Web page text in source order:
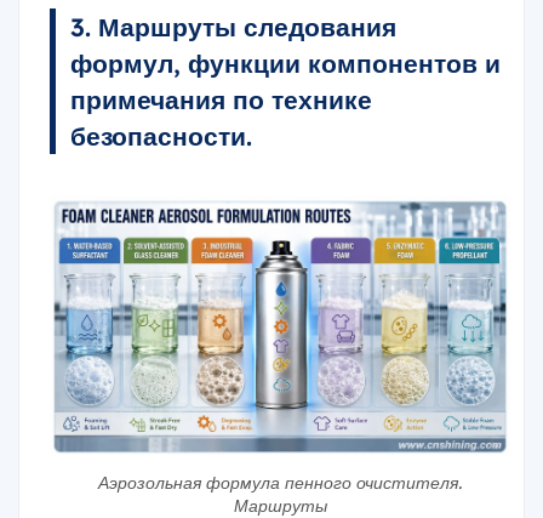
3. Маршруты следования
формул, функции компонентов и
примечания по технике
безопасности.
Аэрозольная формула пенного очистителя.
Маршруты